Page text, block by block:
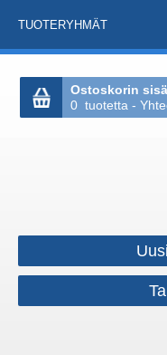
TUOTERYHMÄT
Ostoskorin
0 tuotetta -